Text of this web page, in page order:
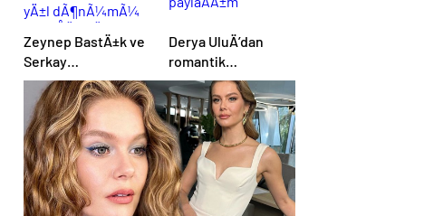
Zeynep BastÄ±k ve
Serkay
TÃ¼tÃ¼ncÃ¼’den
yÄ±l dÃ¶nÃ¼mÃ¼
paylaÅÄ±mÄ±
Derya UluÄ’dan
romantik
paylaÅÄ±m